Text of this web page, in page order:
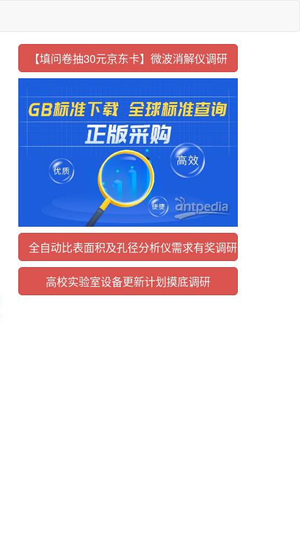
【填问卷抽30元京东卡】 微波消解仪调研
全自动比表面积及孔径分析仪需求有奖调研
高校实验室设备更新计划摸底调研